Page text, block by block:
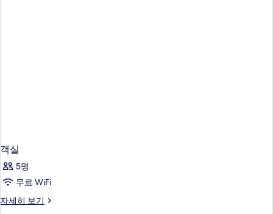
객실
5명
무료 WiFi
자세히 보기
객